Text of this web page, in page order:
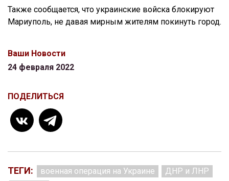
Также сообщается, что украинские войска блокируют
Мариуполь, не давая мирным жителям покинуть город.
Ваши Новости
24 февраля 2022
ПОДЕЛИТЬСЯ
ТЕГИ: военная операция на Украине
ДНР и ЛНР